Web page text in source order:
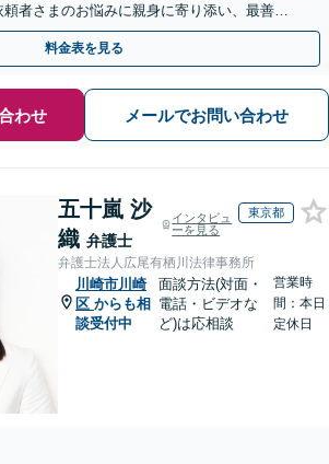
者さまのお悩みに親身に寄り添い、最善の
いたします。
料金表を見る
わせ メールでお問い合わせ
五十嵐 沙
織 弁護士
インタビュ
ーを見る
東京都
弁護士法人広尾有栖川法律事務所
川崎市川崎
区 からも相
談受付中
面談方法(対面・
電話・ビデオな
ど)は応相談
営業時
間：本日
定休日